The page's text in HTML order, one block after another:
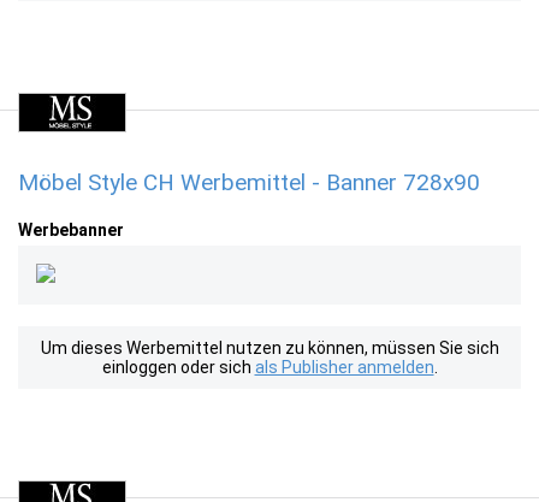
Möbel Style CH Werbemittel - Banner 728x90
Werbebanner
Um dieses Werbemittel nutzen zu können, müssen Sie sich
einloggen oder sich als Publisher anmelden